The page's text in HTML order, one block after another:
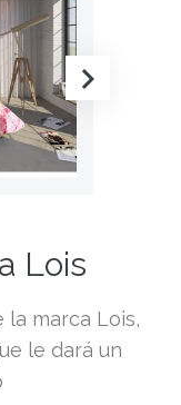
Lois
la marca Lois,
le dará un